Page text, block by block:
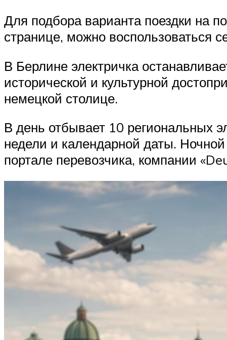
Для подбора варианта поездки на
странице, можно воспользоваться
В Берлине электричка
исторической и культурной
немецкой столице.
В день отбывает 10 региональных
недели и календарной даты.
портале перевозчика, компании